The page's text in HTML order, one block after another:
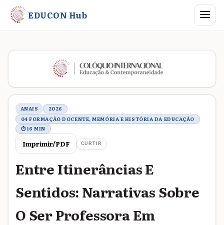
EDUCON Hub Abrir
Metadados do trabalho
ANAIS
2026
04 FORMAÇÃO DOCENTE, MEMÓRIA E HISTÓRIA DA EDUCAÇÃO
⏱ 16 MIN
Imprimir/PDF CURTIR
Entre Itinerâncias E
Sentidos: Narrativas Sobre
O Ser Professora Em